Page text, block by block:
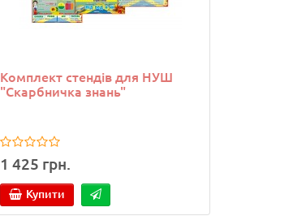
Комплект стендів для НУШ
"Скарбничка знань"
1 425 грн.
Купити